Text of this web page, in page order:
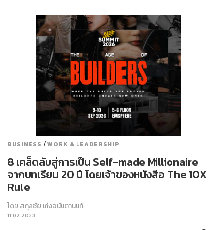
BUSINESS / WORK & LEADERSHIP
8 เคล็ดลับสู่การเป็น Self-made Millionaire
จากบทเรียน 20 ปี โดยเจ้าของหนังสือ The 10X
Rule
โดย สกุลชัย เก่งอนันตานนท์
11.02.2023